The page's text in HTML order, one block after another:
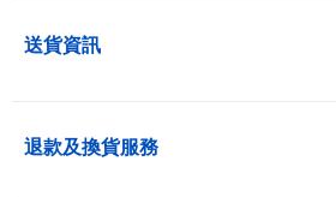
送貨資訊
退款及換貨服務